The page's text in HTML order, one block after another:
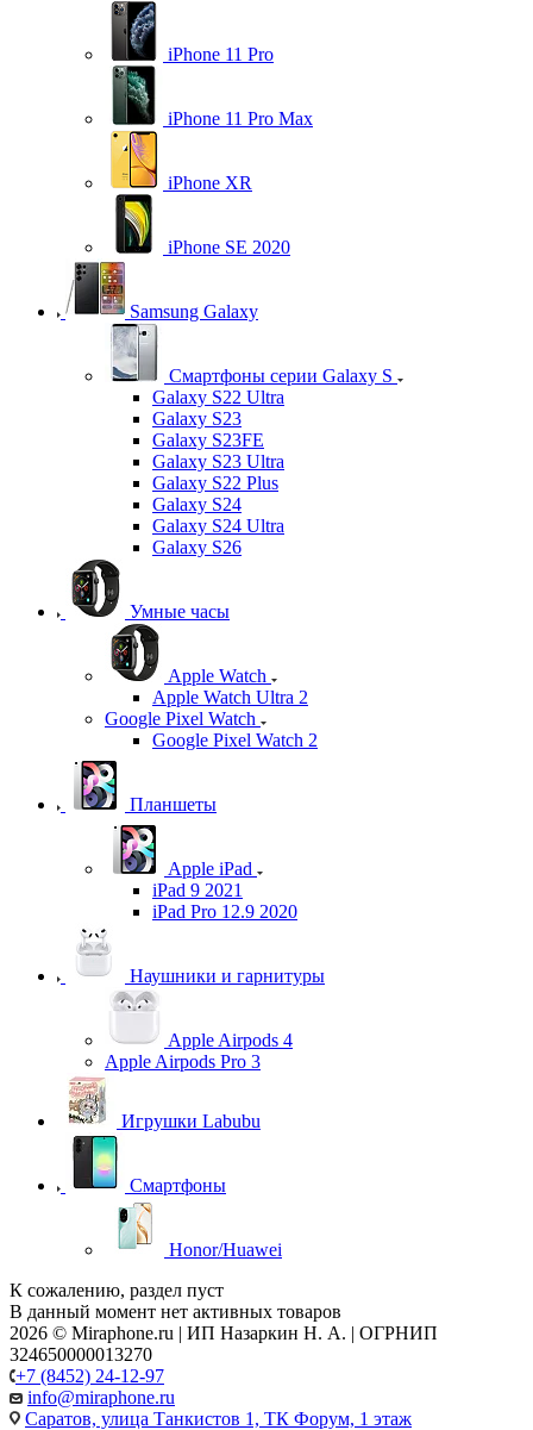
iPhone 11 Pro
iPhone 11 Pro Max
iPhone XR
iPhone SE 2020
Samsung Galaxy
Смартфоны серии Galaxy S
Galaxy S22 Ultra
Galaxy S23
Galaxy S23FE
Galaxy S23 Ultra
Galaxy S22 Plus
Galaxy S24
Galaxy S24 Ultra
Galaxy S26
Умные часы
Apple Watch
Apple Watch Ultra 2
Google Pixel Watch
Google Pixel Watch 2
Планшеты
Apple iPad
iPad 9 2021
iPad Pro 12.9 2020
Наушники и гарнитуры
Apple Airpods 4
Apple Airpods Pro 3
Игрушки Labubu
Смартфоны
Honor/Huawei
К сожалению, раздел пуст
В данный момент нет активных товаров
2026 © Miraphone.ru | ИП Назаркин Н. А. | ОГРНИП
324650000013270
+7 (8452) 24-12-97
info@miraphone.ru
Саратов, улица Танкистов 1, ТК Форум, 1 этаж